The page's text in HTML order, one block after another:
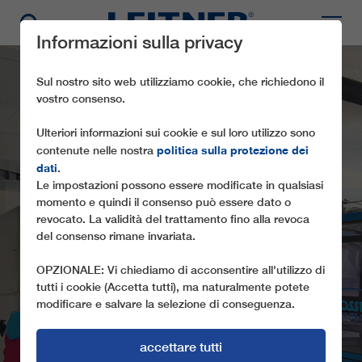
TMX6-8
Informazioni sulla privacy
Sul nostro sito web utilizziamo cookie, che richiedono il
vostro consenso.
Ulteriori informazioni sui cookie e sul loro utilizzo sono
contenute nelle nostra politica sulla protezione dei
dati.
Le impostazioni possono essere modificate in qualsiasi
momento e quindi il consenso può essere dato o
revocato. La validità del trattamento fino alla revoca
del consenso rimane invariata.
OPZIONALE: Vi chiediamo di acconsentire all'utilizzo di
tutti i cookie (Accetta tutti), ma naturalmente potete
modificare e salvare la selezione di conseguenza.
accettare tutti